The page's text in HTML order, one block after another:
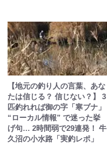
【地元の釣り人の言葉、あな
たは信じる？ 信じない？】 3
匹釣れれば御の字「寒ブナ」
“ローカル情報” で迷った挙
げ句… 2時間弱で29連発！ 牛
久沼の小水路「実釣レポ」